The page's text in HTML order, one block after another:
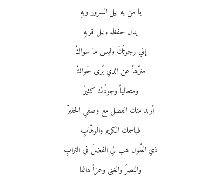
يا من به نيل السرور وبهِ
ينال حفظه ونيل قربهِ
إني رجوتُكَ وليس ما سواكْ
منزَّهاً عن الذي يُرى حَواكْ
ومتعالياً وجودُك كثيرْ
أريد منك الفضل مع وصفي الحقيرْ
فباسمك الكريم والوهّابِ
ذي الطَّول هب لي الفضلَ في الترابِ
والنصرَ والغنى وعزاً دائما